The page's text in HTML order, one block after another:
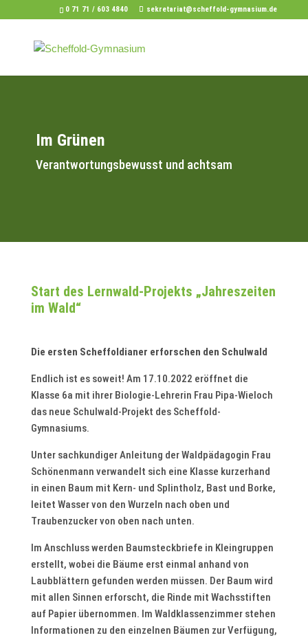
0 71 71 / 603 4840 sekretariat@scheffold-gymnasium.de
Im Grünen
Verantwortungsbewusst und achtsam
Start des Lernwald-Projekts „Jahreszeiten
im Wald“
Die ersten Scheffoldianer erforschen den Schulwald
Endlich ist es soweit! Am 17.10.2022 eröffnet die
Klasse 6a mit ihrer Biologie-Lehrerin Frau Pipa-Wieloch
das neue Schulwald-Projekt des Scheffold-
Gymnasiums.
Unter sachkundiger Anleitung der Waldpädagogin Frau
Schönenmann verwandelt sich eine Klasse kurzerhand
in einen Baum mit Kern- und Splintholz, Bast und Borke,
leitet Wasser von den Wurzeln nach oben und
Traubenzucker von oben nach unten.
Im Anschluss werden Baumsteckbriefe in Kleingruppen
erstellt, wobei die Bäume erst einmal anhand von
Laubblättern gefunden werden müssen. Der Baum wird
mit allen Sinnen erforscht, die Rinde mit Wachsstiften
auf Papier übernommen. Im Waldklassenzimmer stehen
Informationen zu den einzelnen Bäumen zur Verfügung,